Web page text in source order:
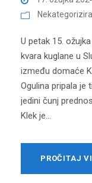
U petak 15.
kvara kuglane u
između domaće
Ogulina pripala je
jedini čunj
Klek je...
PROČITAJ